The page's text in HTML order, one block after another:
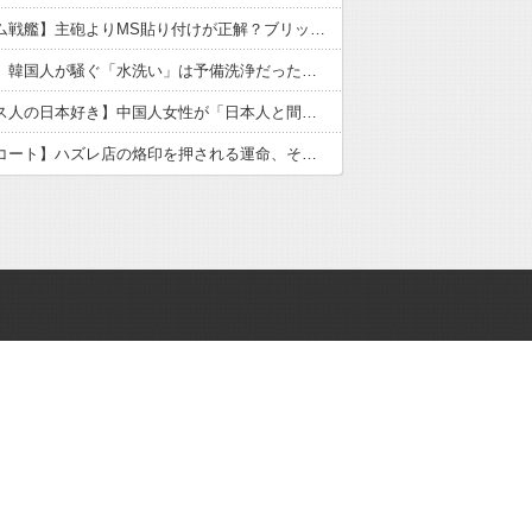
【ガンダム戦艦】主砲よりMS貼り付けが正解？ブリッジ剥き出しの謎を考察
【食洗機】韓国人が騒ぐ「水洗い」は予備洗浄だった！日本の飲食店の衛生習慣を解説
【フランス人の日本好き】中国人女性が「日本人と間違われた」衝撃エピソードが示す国際評価の逆説
【フードコート】ハズレ店の烙印を押される運命、その正体とは？